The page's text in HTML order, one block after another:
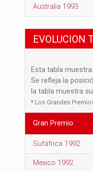
Australia 1993
EVOLUCION
Esta tabla
Se refleja la
la tabla muestra
* Los Grandes
Gran Premio
Sufáfrica 1992
Mexico 1992